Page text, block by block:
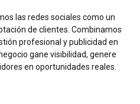
las redes sociales como un
de clientes. Combinamos
profesional y publicidad en
gane visibilidad, genere
en oportunidades reales.